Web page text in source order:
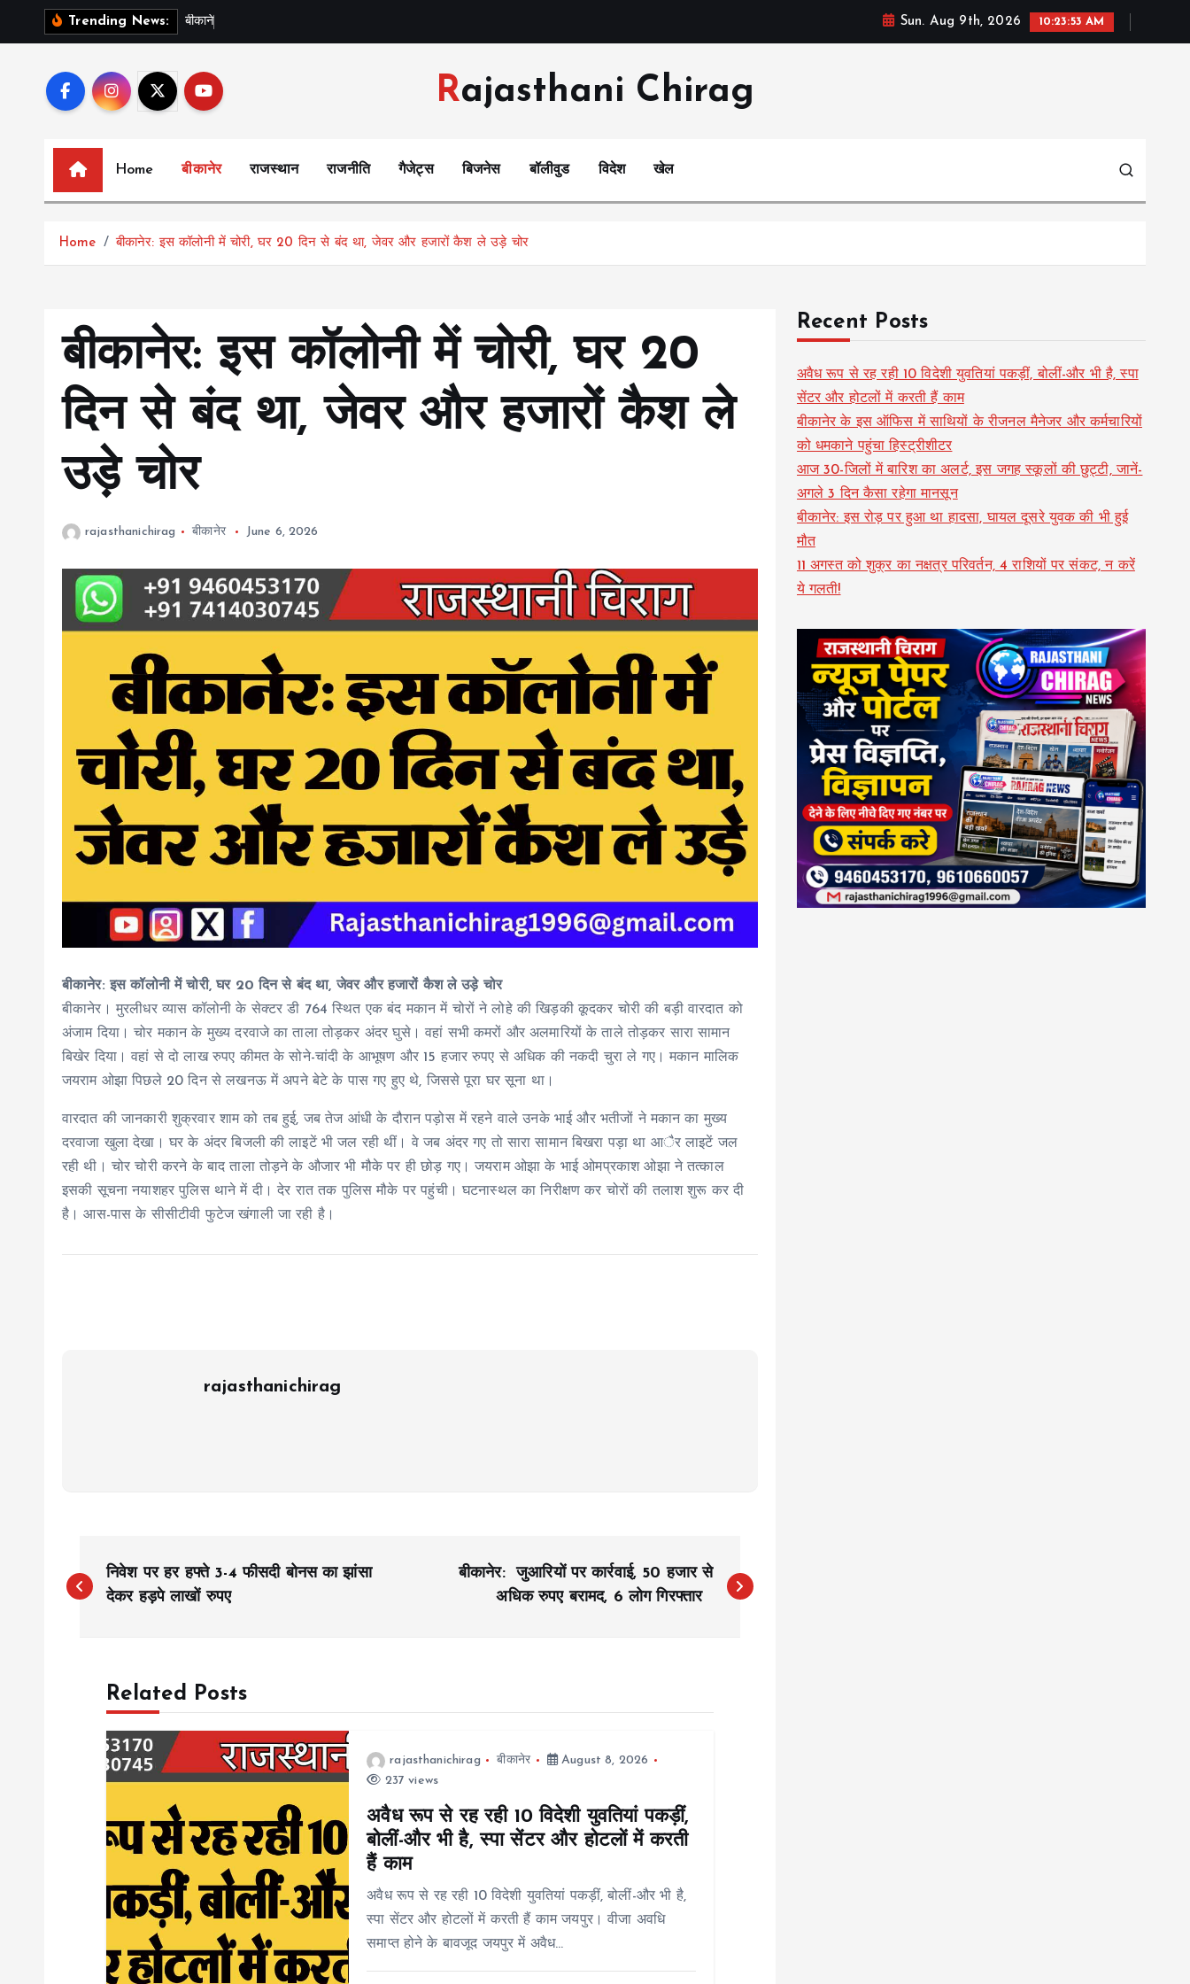
Trending News: बकन Sun. Aug 9th, 2026 10:23:54 AM
Rajasthani Chirag
Home बीकानेर राजस्थान राजनीति गैजेट्स बिजनेस बॉलीवुड विदेश खेल
Home बीकानेर: इस कॉलोनी में चोरी, घर 20 दिन से बंद था, जेवर और हजारों कैश ले उड़े चोर
बीकानेर: इस कॉलोनी में चोरी, घर 20
दिन से बंद था, जेवर और हजारों कैश ले
उड़े चोर
rajasthanichirag बीकानेर June 6, 2026
बीकानेर: इस कॉलोनी में चोरी, घर 20 दिन से बंद था, जेवर और हजारों कैश ले उड़े चोर
बीकानेर। मुरलीधर व्यास कॉलोनी के सेक्टर डी 764 स्थित एक बंद मकान में चोरों ने लोहे की खिड़की कूदकर चोरी की बड़ी वारदात को
अंजाम दिया। चोर मकान के मुख्य दरवाजे का ताला तोड़कर अंदर घुसे। वहां सभी कमरों और अलमारियों के ताले तोड़कर सारा सामान
बिखेर दिया। वहां से दो लाख रुपए कीमत के सोने-चांदी के आभूषण और 15 हजार रुपए से अधिक की नकदी चुरा ले गए। मकान मालिक
जयराम ओझा पिछले 20 दिन से लखनऊ में अपने बेटे के पास गए हुए थे, जिससे पूरा घर सूना था।
वारदात की जानकारी शुक्रवार शाम को तब हुई, जब तेज आंधी के दौरान पड़ोस में रहने वाले उनके भाई और भतीजों ने मकान का मुख्य
दरवाजा खुला देखा। घर के अंदर बिजली की लाइटें भी जल रही थीं। वे जब अंदर गए तो सारा सामान बिखरा पड़ा था आैर लाइटें जल
रही थी। चोर चोरी करने के बाद ताला तोड़ने के औजार भी मौके पर ही छोड़ गए। जयराम ओझा के भाई ओमप्रकाश ओझा ने तत्काल
इसकी सूचना नयाशहर पुलिस थाने में दी। देर रात तक पुलिस मौके पर पहुंची। घटनास्थल का निरीक्षण कर चोरों की तलाश शुरू कर दी
है। आस-पास के सीसीटीवी फुटेज खंगाली जा रही है।
rajasthanichirag
o
निवेश पर हर हफ्ते 3-4 फीसदी बोनस का झांसा
देकर हड़पे लाखों रुपए
बीकानेर: जुआरियों पर कार्रवाई, 50 हजार से
अधिक रुपए बरामद, 6 लोग गिरफ्तार
Related Posts
rajasthanichirag बीकानेर
August 8, 2026
237 views
अवैध रूप से रह रही 10 विदेशी युवतियां पकड़ीं,
बोलीं-और भी है, स्पा सेंटर और होटलों में करती
हैं काम
अवैध रूप से रह रही 10 विदेशी युवतियां पकड़ीं, बोलीं-और भी है,
स्पा सेंटर और होटलों में करती हैं काम जयपुर। वीजा अवधि
समाप्त होने के बावजूद जयपुर में अवैध…
Recent Posts
अवैध रूप से रह रही 10 विदेशी युवतियां पकड़ीं, बोलीं-और भी है, स्पा
सेंटर और होटलों में करती हैं काम
बीकानेर के इस ऑफिस में साथियों के रीजनल मैनेजर और कर्मचारियों
को धमकाने पहुंचा हिस्ट्रीशीटर
आज 30-जिलों में बारिश का अलर्ट, इस जगह स्कूलों की छुट्टी, जानें-
अगले 3 दिन कैसा रहेगा मानसून
बीकानेर: इस रोड़ पर हुआ था हादसा, घायल दूसरे युवक की भी हुई
मौत
11 अगस्त को शुक्र का नक्षत्र परिवर्तन, 4 राशियों पर संकट, न करें
ये गलती!